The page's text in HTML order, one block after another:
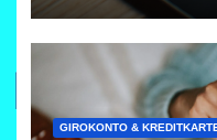
GIROKONTO &